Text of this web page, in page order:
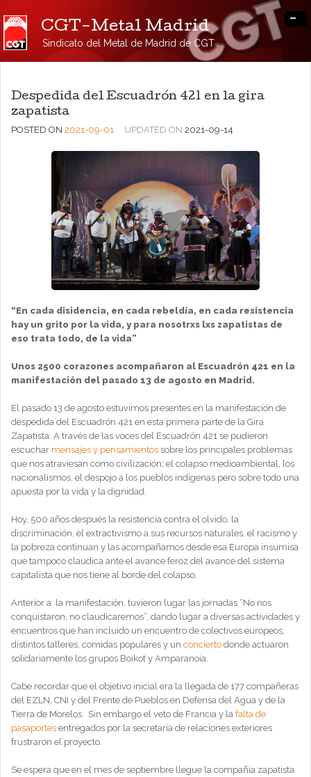
CGT-Metal Madrid
Sindicato del Metal de Madrid de CGT
-
Despedida del Escuadrón 421 en la gira
zapatista
POSTED ON 2021-09-01 UPDATED ON 2021-09-14
“En cada disidencia, en cada rebeldía, en cada resistencia
hay un grito por la vida, y para nosotrxs lxs zapatistas de
eso trata todo, de la vida”
Unos 2500 corazones acompañaron al Escuadrón 421 en la
manifestación del pasado 13 de agosto en Madrid.
El pasado 13 de agosto estuvimos presentes en la manifestación de
despedida del Escuadrón 421 en esta primera parte de la Gira
Zapatista. A través de las voces del Escuadrón 421 se pudieron
escuchar mensajes y pensamientos sobre los principales problemas
que nos atraviesan como civilización; el colapso medioambiental, los
nacionalismos, el despojo a los pueblos indígenas pero sobre todo una
apuesta por la vida y la dignidad.
Hoy, 500 años después la resistencia contra el olvido, la
discriminación, el extractivismo a sus recursos naturales, el racismo y
la pobreza continuan y las acompañamos desde esa Europa insumisa
que tampoco claudica ante el avance feroz del avance del sistema
capitalista que nos tiene al borde del colapso.
Anterior a la manifestación, tuvieron lugar las jornadas “No nos
conquistaron, no claudicaremos”, dando lugar a diversas actividades y
encuentros que han incluido un encuentro de colectivos europeos,
distintos talleres, comidas populares y un concierto donde actuaron
solidariamente los grupos Boikot y Amparanoia.
Cabe recordar que el objetivo inicial era la llegada de 177 compañeras
del EZLN, CNI y del Frente de Pueblos en Defensa del Agua y de la
Tierra de Morelos. Sin embargo el veto de Francia y la falta de
pasaportes entregados por la secretaría de relaciones exteriores
frustraron el proyecto.
Se espera que en el mes de septiembre llegue la compañía zapatista